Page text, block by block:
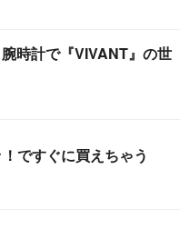
腕時計で『VIVANT』の世
ですぐに買えちゃう